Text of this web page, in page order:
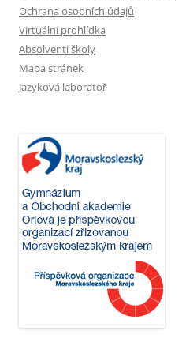
Ochrana osobních údajů
Virtuální prohlídka
Absolventi školy
Mapa stránek
Jazyková laboratoř